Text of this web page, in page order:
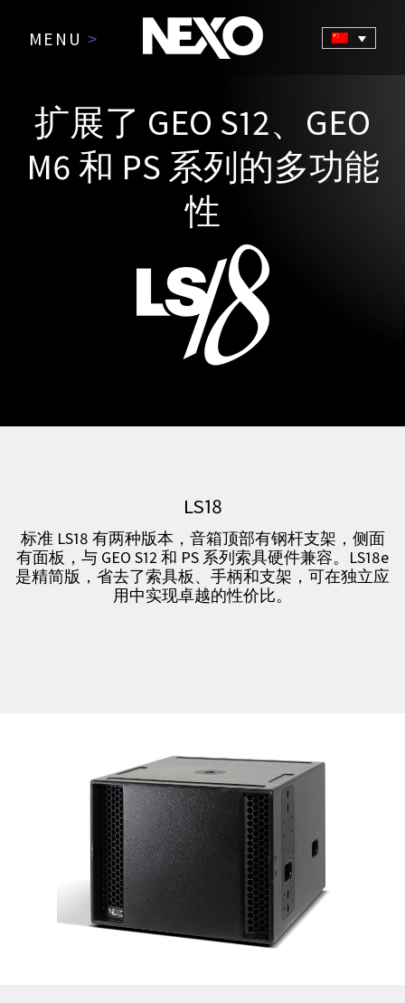
MENU >
扩展了 GEO S12、GEO
M6 和 PS 系列的多功能
性
LS18
标准 LS18 有两种版本，音箱顶部有钢杆支架，侧面
有面板，与 GEO S12 和 PS 系列索具硬件兼容。LS18e
是精简版，省去了索具板、手柄和支架，可在独立应
用中实现卓越的性价比。